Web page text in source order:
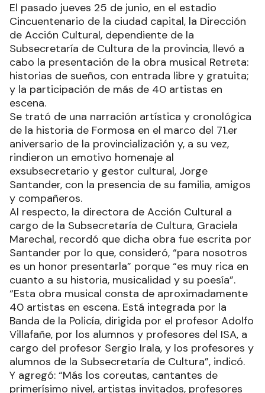
El pasado jueves 25 de junio, en el estadio
Cincuentenario de la ciudad capital, la Dirección
de Acción Cultural, dependiente de la
Subsecretaría de Cultura de la provincia, llevó a
cabo la presentación de la obra musical Retreta:
historias de sueños, con entrada libre y gratuita;
y la participación de más de 40 artistas en
escena.
Se trató de una narración artística y cronológica
de la historia de Formosa en el marco del 71.er
aniversario de la provincialización y, a su vez,
rindieron un emotivo homenaje al
exsubsecretario y gestor cultural, Jorge
Santander, con la presencia de su familia, amigos
y compañeros.
Al respecto, la directora de Acción Cultural a
cargo de la Subsecretaría de Cultura, Graciela
Marechal, recordó que dicha obra fue escrita por
Santander por lo que, consideró, “para nosotros
es un honor presentarla” porque “es muy rica en
cuanto a su historia, musicalidad y su poesía”.
“Esta obra musical consta de aproximadamente
40 artistas en escena. Está integrada por la
Banda de la Policía, dirigida por el profesor Adolfo
Villafañe, por los alumnos y profesores del ISA, a
cargo del profesor Sergio Irala, y los profesores y
alumnos de la Subsecretaría de Cultura”, indicó.
Y agregó: “Más los coreutas, cantantes de
primerísimo nivel, artistas invitados, profesores